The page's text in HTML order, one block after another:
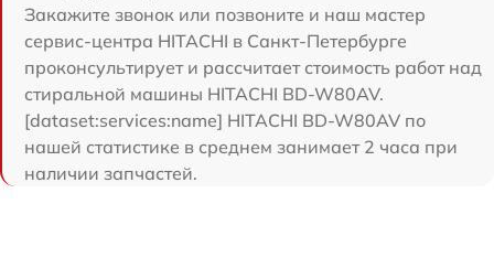
Закажите звонок или позвоните и наш мастер
сервис-центра HITACHI в Санкт-Петербурге
проконсультирует и рассчитает стоимость работ над
стиральной машины HITACHI BD-W80AV.
[dataset:services:name] HITACHI BD-W80AV по
нашей статистике в среднем занимает 2 часа при
наличии запчастей.